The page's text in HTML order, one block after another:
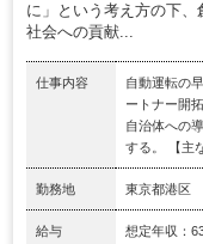
に」という考え方の下
社会への貢献...
仕事内容
自動運転の
ートナー開
自治体への
する。 【主
勤務地 東京都港区
給与
想定年収：